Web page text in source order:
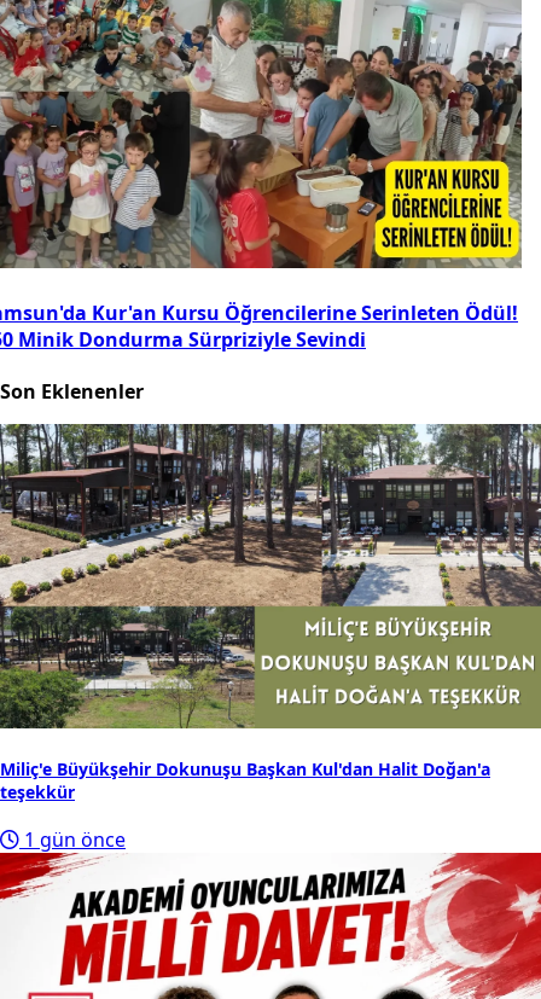
Kur'an Kursu Öğrencilerine Serinleten Ödül!
Minik Dondurma Sürpriziyle Sevindi
Son Eklenenler
Miliç'e Büyükşehir Dokunuşu Başkan Kul'dan Halit Doğan'a
teşekkür
1 gün önce